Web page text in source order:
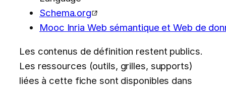
Schema.org
Mooc Inria Web sémantique et Web de
Les contenus de définition restent publics.
Les ressources (outils, grilles, supports)
liées à cette fiche sont disponibles dans